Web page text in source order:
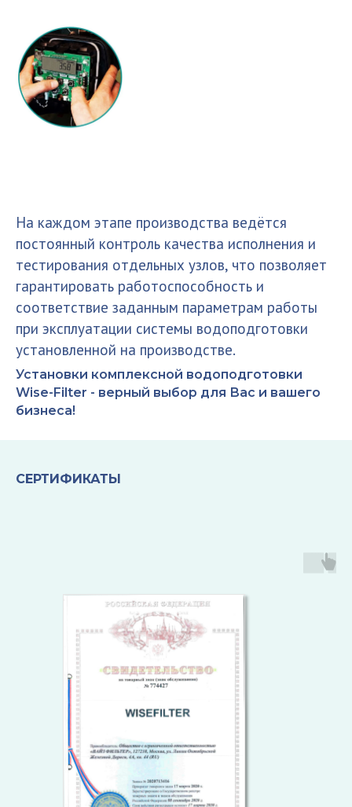
На каждом этапе производства ведётся
постоянный контроль качества исполнения и
тестирования отдельных узлов, что позволяет
гарантировать работоспособность и
соответствие заданным параметрам работы
при эксплуатации системы водоподготовки
установленной на производстве.
Установки комплексной водоподготовки
Wise-Filter - верный выбор для Вас и вашего
бизнеса!
СЕРТИФИКАТЫ